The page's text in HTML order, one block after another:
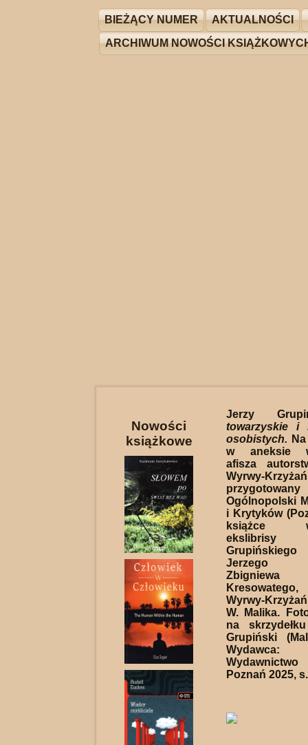
BIEŻĄCY NUMER AKTUALNOŚCI
ARCHIWUM NOWOŚCI
Nowości
książkowe
Jerzy
towarzyskie i
osobistych.
w aneksie
afisza
Wyrwy-
Ogólnopolski
i Krytyków
książce
Jerzego
Wyrwy-
W. Malika.
na
Grupiński
Poznań 2025,